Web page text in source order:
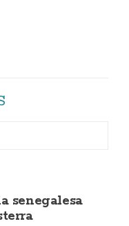
senegalesa